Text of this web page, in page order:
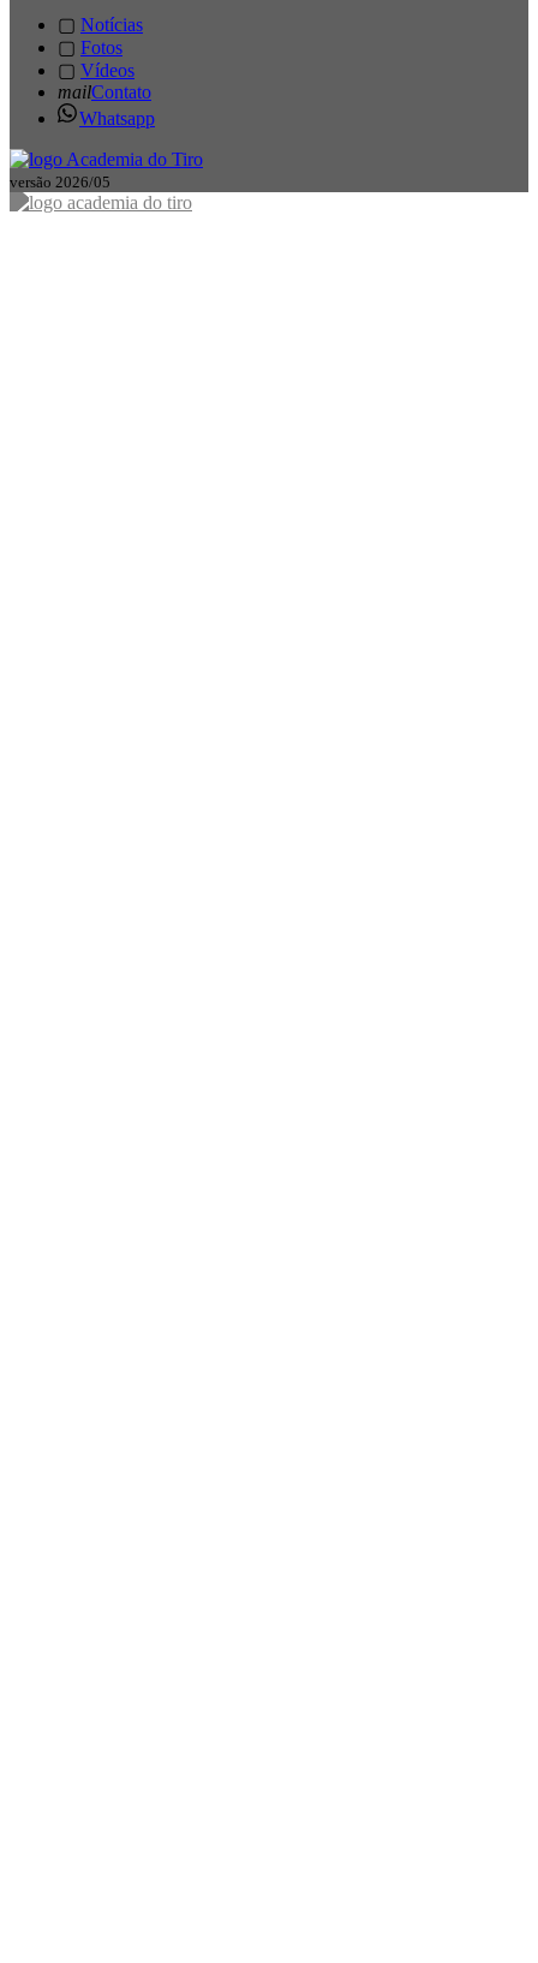
▢ Notícias
▢ Fotos
▢ Vídeos
mailContato
Whatsapp
versão 2026/05